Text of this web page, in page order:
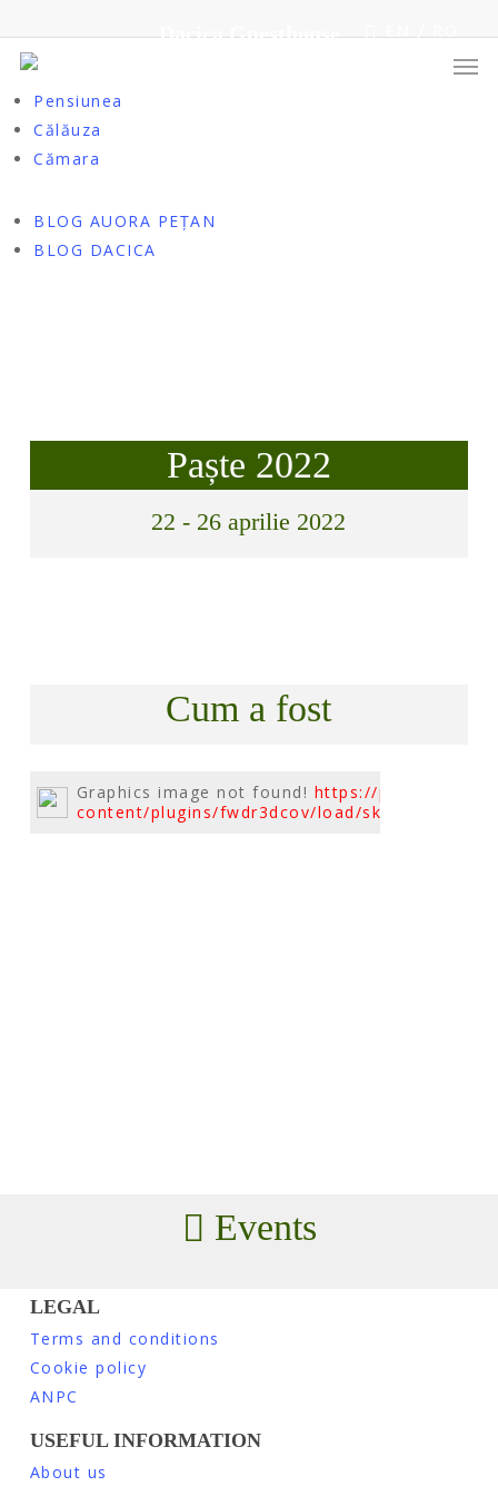
to
main
content
Dacica Guesthouse
Cercetare
Editura
Pensiunea
Călăuza
Cămara
BLOG AUORA PEȚAN
BLOG DACICA
Paște 2022
22 - 26 aprilie 2022
Cum a fost
Graphics image not found! https://
content/plugins/fwdr3dcov/load/
Events
LEGAL
Terms and conditions
Cookie policy
ANPC
USEFUL INFORMATION
About us